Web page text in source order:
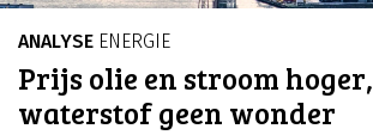
ANALYSE ENERGIE
Prijs olie en stroom hoger,
waterstof geen wonder